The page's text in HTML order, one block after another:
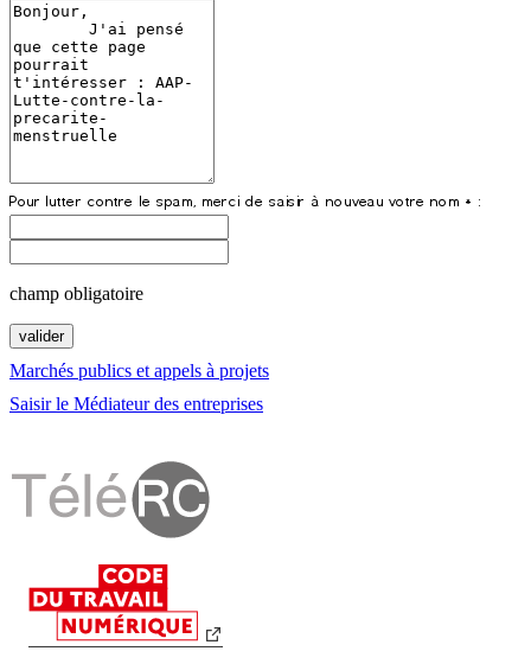
champ obligatoire
Marchés publics et appels à projets
Saisir le Médiateur des entreprises